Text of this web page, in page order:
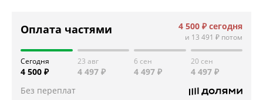
Оплата частями 4 500 ₽ сегодня
и 13 491 ₽ потом
Сегодня
4 500 ₽
23 авг
4 497 ₽
6 сен
4 497 ₽
20 сен
4 497 ₽
Без переплат